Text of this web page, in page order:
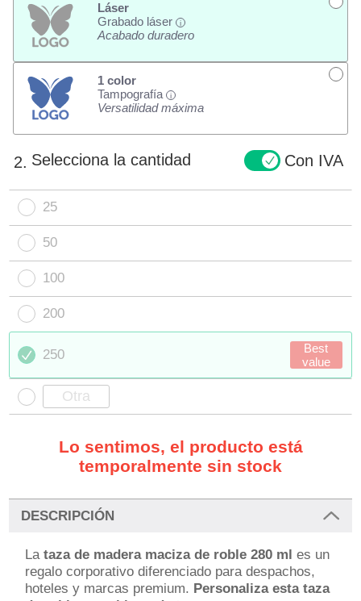
Láser
Grabado láser
i
Acabado duradero
1 color
Tampografía
i
Versatilidad máxima
2. Selecciona la cantidad Con IVA
25
50
100
200
250
Best
value
Lo sentimos, el producto está
temporalmente sin stock
DESCRIPCIÓN
Lataza de madera maciza de roble 280 ml es un
regalo corporativo diferenciado para despachos,
hoteles y marcas premium. Personaliza esta taza